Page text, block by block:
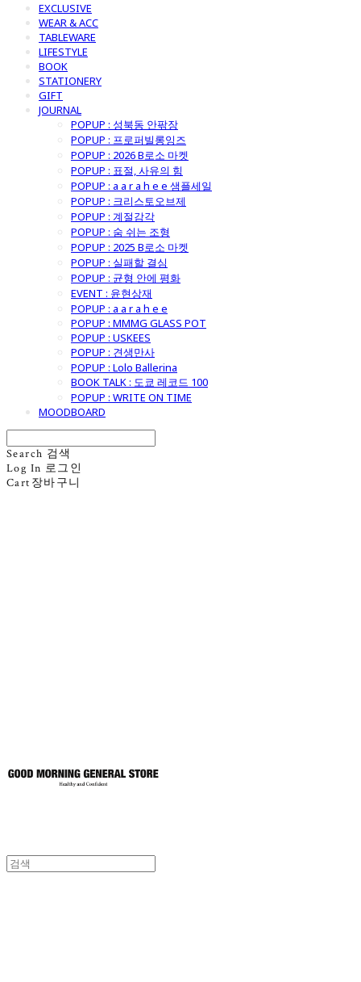
EXCLUSIVE
WEAR & ACC
TABLEWARE
LIFESTYLE
BOOK
STATIONERY
GIFT
JOURNAL
POPUP : 성북동 안팎장
POPUP : 프로퍼빌롱잉즈
POPUP : 2026 B로소 마켓
POPUP : 표절, 사유의 힘
POPUP : a a r a h e e 샘플세일
POPUP : 크리스토오브제
POPUP : 계절감각
POPUP : 숨 쉬는 조형
POPUP : 2025 B로소 마켓
POPUP : 실패할 결심
POPUP : 균형 안에 평화
EVENT : 윤현상재
POPUP : a a r a h e e
POPUP : MMMG GLASS POT
POPUP : USKEES
POPUP : 견생만사
POPUP : Lolo Ballerina
BOOK TALK : 도쿄 레코드 100
POPUP : WRITE ON TIME
MOODBOARD
Search 검색
Log In 로그인
Cart 장바구니